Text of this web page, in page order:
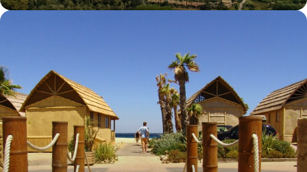
Villages vacances